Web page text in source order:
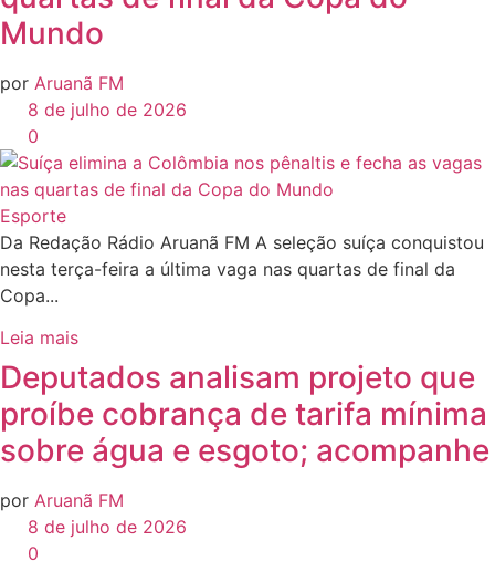
Mundo
por Aruanã FM
8 de julho de 2026
0
Esporte
Da Redação Rádio Aruanã FM A seleção suíça conquistou
nesta terça-feira a última vaga nas quartas de final da
Copa...
Leia mais
Deputados analisam projeto que
proíbe cobrança de tarifa mínima
sobre água e esgoto; acompanhe
por Aruanã FM
8 de julho de 2026
0